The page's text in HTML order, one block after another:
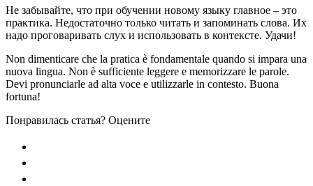
Не забывайте, что при обучении новому языку главное – это
практика. Недостаточно только читать и запоминать слова. Их
надо проговаривать слух и использовать в контексте. Удачи!
Non dimenticare che la pratica è fondamentale quando si impara una
nuova lingua. Non è sufficiente leggere e memorizzare le parole.
Devi pronunciarle ad alta voce e utilizzarle in contesto. Buona
fortuna!
Понравилась статья? Оцените